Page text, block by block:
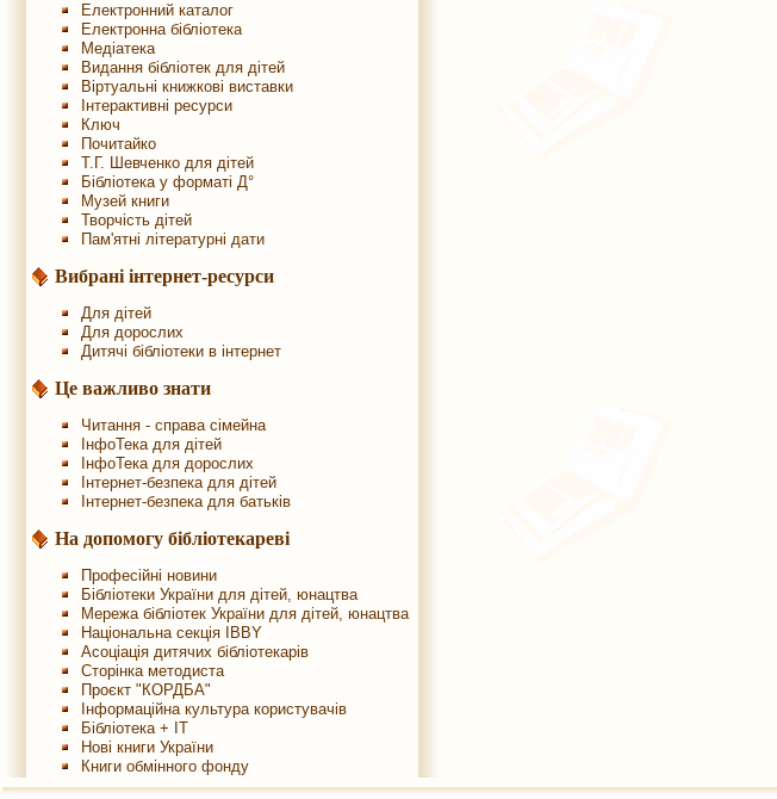
Електронний каталог
Електронна бібліотека
Медіатека
Видання бібліотек для дітей
Віртуальні книжкові виставки
Інтерактивні ресурси
Ключ
Почитайко
Т.Г. Шевченко для дітей
Бібліотека у форматі Д°
Музей книги
Творчість дітей
Пам'ятні літературні дати
Вибрані інтернет-ресурси
Для дітей
Для дорослих
Дитячі бібліотеки в інтернет
Це важливо знати
Читання - справа сімейна
ІнфоТека для дітей
ІнфоТека для дорослих
Інтернет-безпека для дітей
Інтернет-безпека для батьків
На допомогу бібліотекареві
Професійні новини
Бібліотеки України для дітей, юнацтва
Мережа бібліотек України для дітей, юнацтва
Національна секція IBBY
Асоціація дитячих бібліотекарів
Сторінка методиста
Проєкт "КОРДБА"
Інформаційна культура користувачів
Бібліотека + IT
Нові книги України
Книги обмінного фонду